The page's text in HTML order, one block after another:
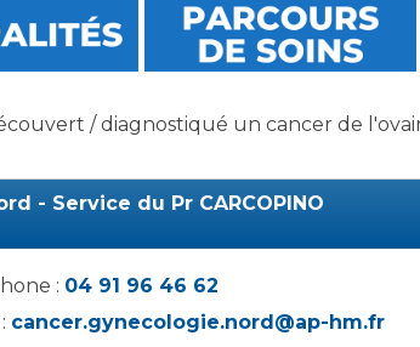
Maternité
recherche
Maladies Rares
Plateforme
Maladies Rares
/ diagnostiqué un cancer de
- Service du Pr CARCOPINO
: 04 91 96 46 62
cancer.gynecologie.nord@ap-hm.fr